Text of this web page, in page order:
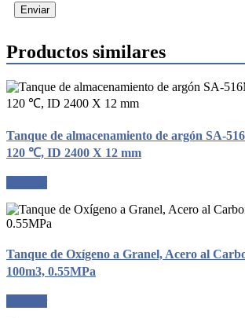
Enviar
Productos similares
Tanque de almacenamiento de argón SA-
120 ℃, ID 2400 X 12 mm
Tanque de Oxígeno a Granel, Acero al
100m3, 0.55MPa